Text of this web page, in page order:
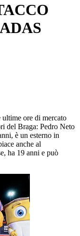
ultime ore di mercato
del Braga: Pedro Neto
è un esterno in
anche al
ha 19 anni e può